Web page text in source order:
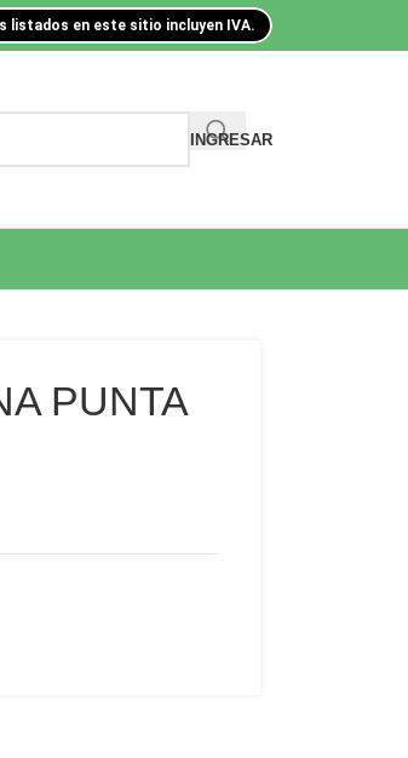
listados en este sitio incluyen IVA.
INGRESAR
PUNTA